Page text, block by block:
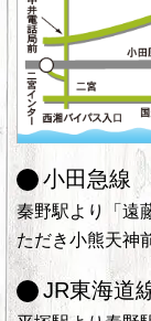
小田急線
秦野駅より「遠
ただき小熊天神
JR東海道